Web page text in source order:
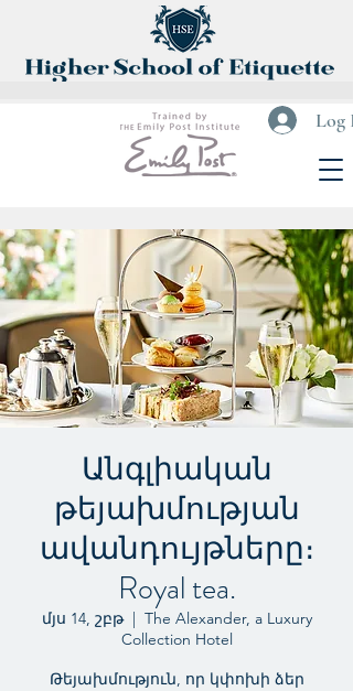
Log
Անգլիական
թեյախմության
ավանդույթները։
Royal tea.
մյս 14, շբթ
  |
The Alexander, a Luxury
Collection Hotel
Թեյախմություն, որ կփոխի ձեր